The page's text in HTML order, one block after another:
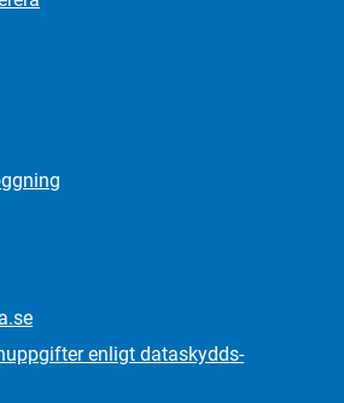
enligt dataskydds­